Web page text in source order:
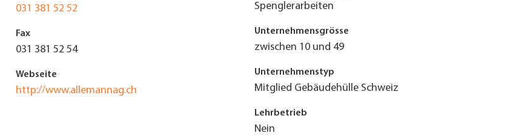
031 381 52 52
Fax
031 381 52 54
Webseite
http://www.allemannag.ch
Spenglerarbeiten
Unternehmensgrösse
zwischen 10 und 49
Unternehmenstyp
Mitglied Gebäudehülle Schweiz
Lehrbetrieb
Nein